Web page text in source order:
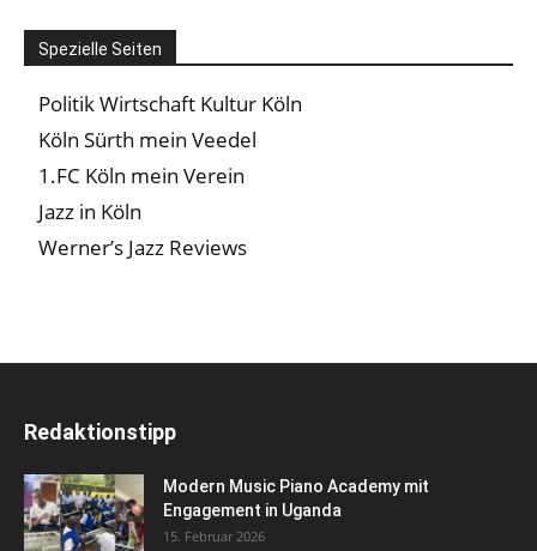
Spezielle Seiten
Politik Wirtschaft Kultur Köln
Köln Sürth mein Veedel
1.FC Köln mein Verein
Jazz in Köln
Werner’s Jazz Reviews
Redaktionstipp
Modern Music Piano Academy mit
Engagement in Uganda
15. Februar 2026